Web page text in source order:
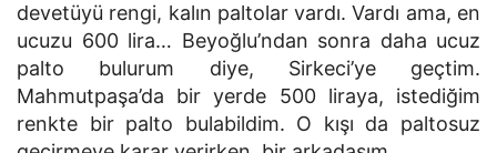
devetüyü rengi, kalın paltolar vardı. Vardı ama, en
ucuzu 600 lira… Beyoğlu’ndan sonra daha ucuz
palto bulurum diye, Sirkeci’ye geçtim.
Mahmutpaşa’da bir yerde 500 liraya, istediğim
renkte bir palto bulabildim. O kışı da paltosuz